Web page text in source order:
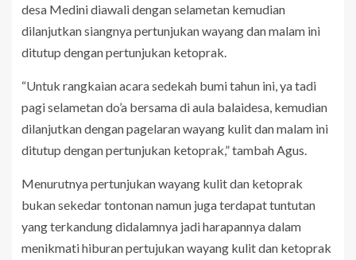
desa Medini diawali dengan selametan kemudian
dilanjutkan siangnya pertunjukan wayang dan malam ini
ditutup dengan pertunjukan ketoprak.
“Untuk rangkaian acara sedekah bumi tahun ini, ya tadi
pagi selametan do’a bersama di aula balaidesa, kemudian
dilanjutkan dengan pagelaran wayang kulit dan malam ini
ditutup dengan pertunjukan ketoprak,” tambah Agus.
Menurutnya pertunjukan wayang kulit dan ketoprak
bukan sekedar tontonan namun juga terdapat tuntutan
yang terkandung didalamnya jadi harapannya dalam
menikmati hiburan pertujukan wayang kulit dan ketoprak